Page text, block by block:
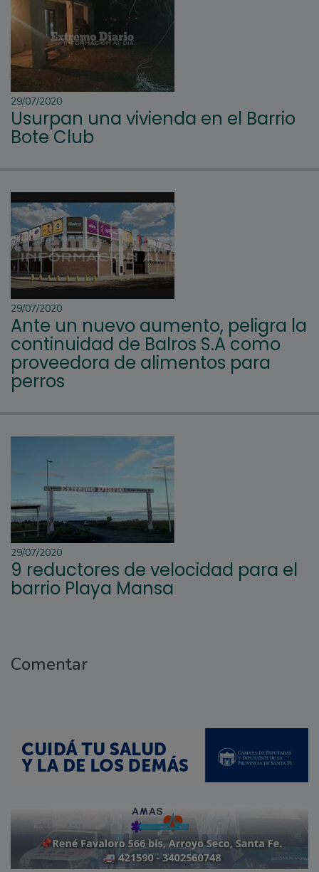
29/07/2020
Usurpan una vivienda en el Barrio
Bote Club
29/07/2020
Ante un nuevo aumento, peligra la
continuidad de Balros S.A como
proveedora de alimentos para
perros
29/07/2020
9 reductores de velocidad para el
barrio Playa Mansa
Comentar